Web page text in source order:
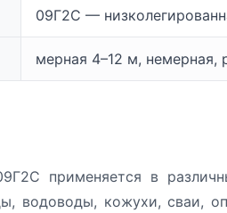
09Г2С —
мерная 4–12 м, немерная,
применяется в
водоводы, кожухи, сваи,